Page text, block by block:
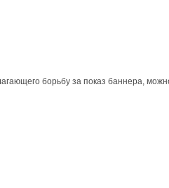
борьбу за показ баннера,